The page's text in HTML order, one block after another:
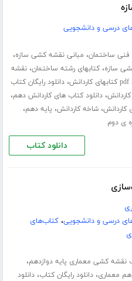
درسی و دانشجویی
فنی ساختمان، مبانی نقشه کشی سازه،
سازه،کتابهای رشته ساختمان،نقشه
pdf کتابهای کاردانش ،دانلود رایگان کتاب
،دانلود کتاب های کاردانش دهم،
کاردانش،شاخه کاردانش، پایه دهم،
ی دوم
دانلود کتاب
درسی و دانشجویی،کتاب‌های
نقشه کشی معماری پایه دوازدهم،
معماری،دانلود رایگان کتاب،دانلود